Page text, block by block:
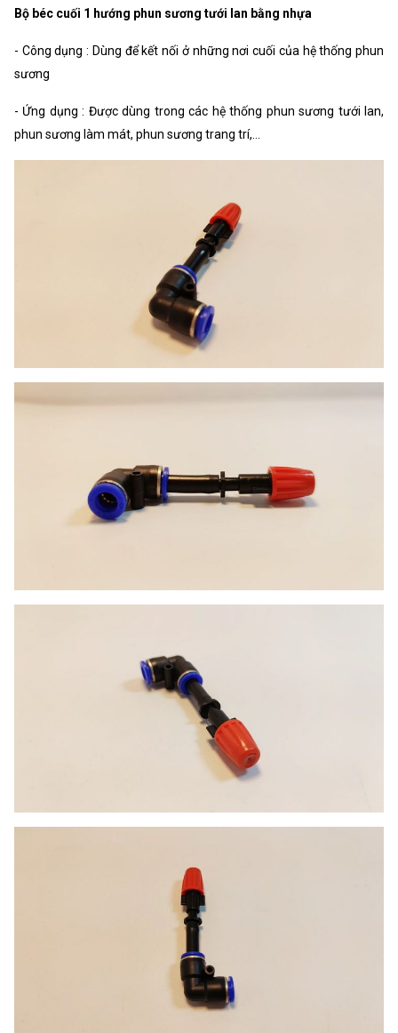
Bộ béc cuối 1 hướng phun sương tưới lan bằng nhựa
- Công dụng : Dùng để kết nối ở những nơi cuối của hệ thống phun
sương
- Ứng dụng : Được dùng trong các hệ thống phun sương tưới lan,
phun sương làm mát, phun sương trang trí,...